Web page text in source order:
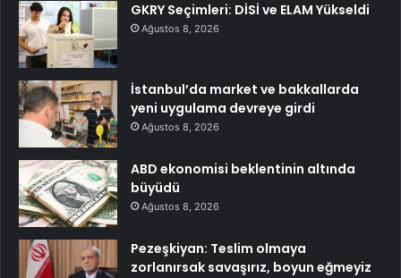
GKRY Seçimleri: DİSİ ve ELAM Yükseldi
Ağustos 8, 2026
İstanbul’da market ve bakkallarda
yeni uygulama devreye girdi
Ağustos 8, 2026
ABD ekonomisi beklentinin altında
büyüdü
Ağustos 8, 2026
Pezeşkiyan: Teslim olmaya
zorlanırsak savaşırız, boyun eğmeyiz